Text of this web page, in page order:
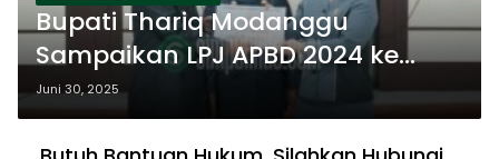
Bupati Thariq Modanggu
Sampaikan LPJ APBD 2024 ke
DPRD Gorontalo Utara
Juni 30, 2025